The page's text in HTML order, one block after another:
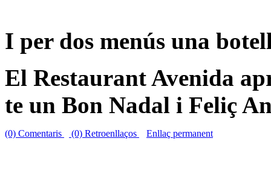
I per dos menús una
El Restaurant Avenida
te un Bon Nadal i Feliç
(0) Comentaris (0) Retroenllaços Enllaç permanent